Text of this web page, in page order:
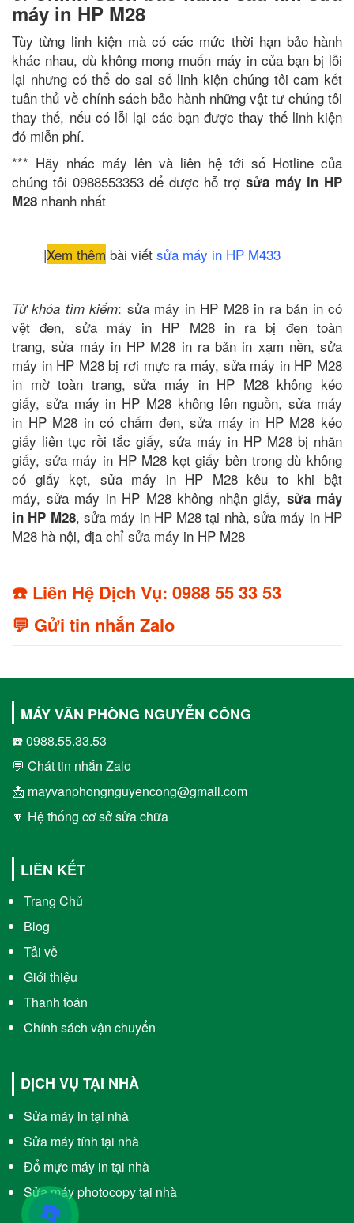
máy in HP M28
Tùy từng linh kiện mà có các mức thời hạn bảo hành
khác nhau, dù không mong muốn máy in của bạn bị lỗi
lại nhưng có thể do sai số linh kiện chúng tôi cam kết
tuân thủ về chính sách bảo hành những vật tư chúng tôi
thay thế, nếu có lỗi lại các bạn được thay thế linh kiện
đó miễn phí.
*** Hãy nhấc máy lên và liên hệ tới số Hotline của
chúng tôi 0988553353 để được hỗ trợsửa máy in HP
M28 nhanh nhất
|Xem thêm bài viết sửa máy in HP M433
Từ khóa tìm kiếm: sửa máy in HP M28 in ra bản in có
vệt đen, sửa máy in HP M28 in ra bị đen toàn
trang, sửa máy in HP M28 in ra bản in xạm nền, sửa
máy in HP M28 bị rơi mực ra máy, sửa máy in HP M28
in mờ toàn trang, sửa máy in HP M28 không kéo
giấy, sửa máy in HP M28 không lên nguồn, sửa máy
in HP M28 in có chấm đen, sửa máy in HP M28 kéo
giấy liên tục rồi tắc giấy, sửa máy in HP M28 bị nhăn
giấy, sửa máy in HP M28 kẹt giấy bên trong dù không
có giấy kẹt, sửa máy in HP M28 kêu to khi bật
máy, sửa máy in HP M28 không nhận giấy, sửa máy
in HP M28, sửa máy in HP M28 tại nhà, sửa máy in HP
M28 hà nội, địa chỉ sửa máy in HP M28
☎️ Liên Hệ Dịch Vụ: 0988 55 33 53
💬 Gửi tin nhắn Zalo
MÁY VĂN PHÒNG NGUYỄN CÔNG
☎️ 0988.55.33.53
💬 Chát tin nhắn Zalo
📩 mayvanphongnguyencong@gmail.com
🔽 Hệ thống cơ sở sửa chữa
LIÊN KẾT
Trang Chủ
Blog
Tải về
Giới thiệu
Thanh toán
Chính sách vận chuyển
DỊCH VỤ TẠI NHÀ
Sửa máy in tại nhà
Sửa máy tính tại nhà
Đổ mực máy in tại nhà
Sửa máy photocopy tại nhà
☎️